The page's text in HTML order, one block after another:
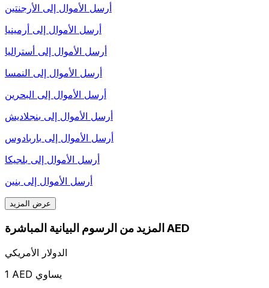
أرسل الأموال إلى الأرجنتين
أرسل الأموال إلى أرمينيا
أرسل الأموال إلى أستراليا
أرسل الأموال إلى النمسا
أرسل الأموال إلى البحرين
أرسل الأموال إلى بنجلاديش
أرسل الأموال إلى باربادوس
أرسل الأموال إلى بلجيكا
أرسل الأموال إلى بنين
عرض المزيد
المزيد من الرسوم البيانية المباشرة AED
الدولار الأمريكي
1 AED يساوي